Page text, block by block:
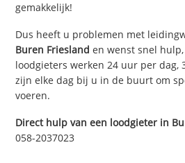
gemakkelijk!
Dus heeft u problemen met
Buren Friesland en wenst snel
loodgieters werken 24 uur per dag,
zijn elke dag bij u in de buurt om
voeren.
Direct hulp van een loodgieter in
058-2037023